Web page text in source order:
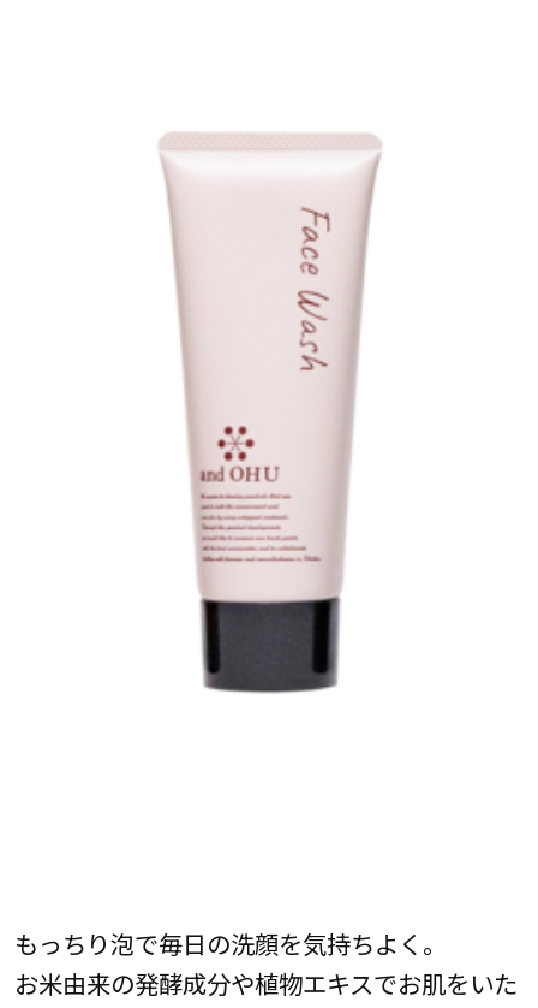
もっちり泡で毎日の洗顔を気持ちよく。
お米由来の発酵成分や植物エキスでお肌をいた